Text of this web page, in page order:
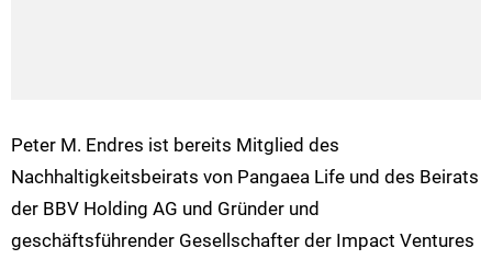
Peter M. Endres ist bereits Mitglied des
Nachhaltigkeitsbeirats von Pangaea Life und des Beirats
der BBV Holding AG und Gründer und
geschäftsführender Gesellschafter der Impact Ventures